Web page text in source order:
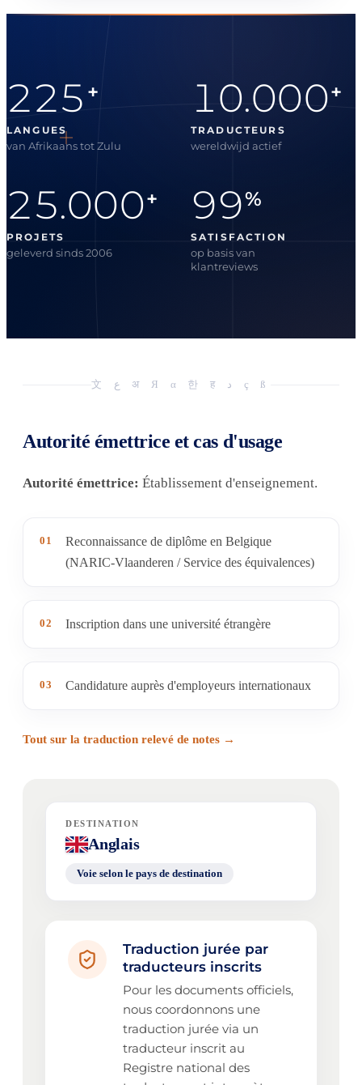
225 +
LANGUES
van Afrikaans tot Zulu
10.000+
TRADUCTEURS
wereldwijd actief
25.000+
PROJETS
geleverd sinds 2006
99%
SATISFACTION
op basis van
klantreviews
文 ع अ Я α 한 ह د ç ß
Autorité émettrice et cas d'usage
Autorité émettrice: Établissement d'enseignement.
01
Reconnaissance de diplôme en Belgique
(NARIC-Vlaanderen / Service des équivalences)
02 Inscription dans une université étrangère
03 Candidature auprès d'employeurs internationaux
Tout sur la traduction relevé de notes →
DESTINATION
Anglais
Voie selon le pays de destination
Traduction jurée par
traducteurs inscrits
Pour les documents officiels,
nous coordonnons une
traduction jurée via un
traducteur inscrit au
Registre national des